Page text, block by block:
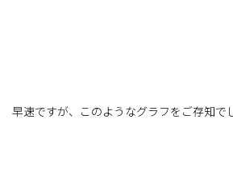
早速ですが、このようなグラフをご存知で